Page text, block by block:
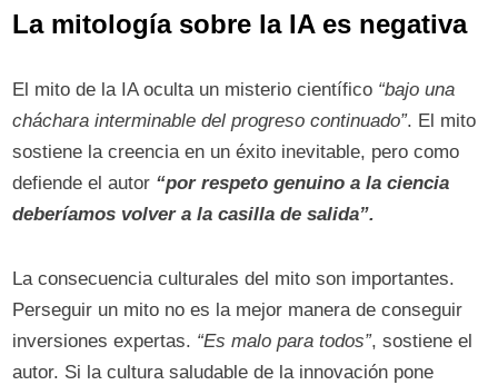
La mitología sobre la IA es negativa
El mito de la IA oculta un misterio científico “bajo una
cháchara interminable del progreso continuado”. El mito
sostiene la creencia en un éxito inevitable, pero como
defiende el autor “por respeto genuino a la ciencia
deberíamos volver a la casilla de salida”.
La consecuencia culturales del mito son importantes.
Perseguir un mito no es la mejor manera de conseguir
inversiones expertas. “Es malo para todos”, sostiene el
autor. Si la cultura saludable de la innovación pone